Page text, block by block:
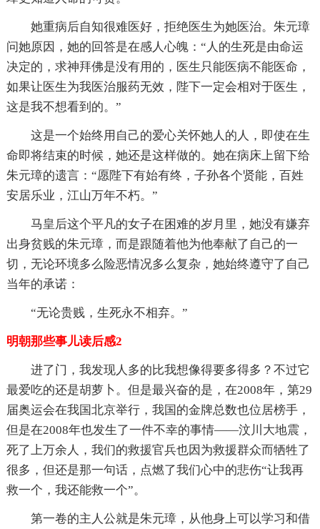
她重病后自知很难医好，拒绝医生为她医治。朱元璋
问她原因，她的回答是在感人心魄：“人的生死是由命运
决定的，求神拜佛是没有用的，医生只能医病不能医命，
如果让医生为我医治服药无效，陛下一定会相对于医生，
这是我不想看到的。”
这是一个始终用自己的爱心关怀她人的人，即使在生
命即将结束的时候，她还是这样做的。她在病床上留下给
朱元璋的遗言：“愿陛下有始有终，子孙各个贤能，百姓
安居乐业，江山万年不朽。”
马皇后这个平凡的女子在困难的岁月里，她没有嫌弃
出身贫贱的朱元璋，而是跟随着他为他奉献了自己的一
切，无论环境多么险恶情况多么复杂，她始终遵守了自己
当年的承诺：
“无论贵贱，生死永不相弃。”
明朝那些事儿读后感2
进了门，我发现人多的比我想像得要多得多？不过它
最爱吃的还是胡萝卜。但是最兴奋的是，在2008年，第29
届奥运会在我国北京举行，我国的金牌总数也位居榜手，
但是在2008年也发生了一件不幸的事情——汶川大地震，
死了上万余人，我们的救援官兵也因为救援群众而牺牲了
很多，但还是那一句话，点燃了我们心中的悲伤“让我再
救一个，我还能救一个”。
第一卷的主人公就是朱元璋，从他身上可以学习和借